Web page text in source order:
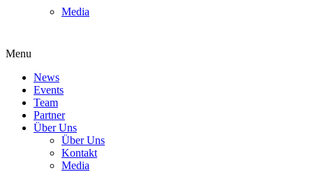
Media
Menu
News
Events
Team
Partner
Über Uns
Über Uns
Kontakt
Media